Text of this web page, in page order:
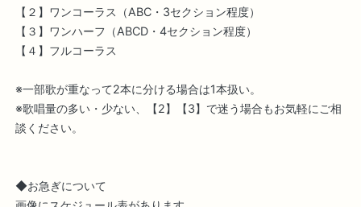
【２】ワンコーラス（ABC・3セクション程度）
【３】ワンハーフ（ABCD・4セクション程度）
【４】フルコーラス
※一部歌が重なって2本に分ける場合は1本扱い。
※歌唱量の多い・少ない、【2】【3】で迷う場合もお気軽にご相
談ください。
◆お急ぎについて